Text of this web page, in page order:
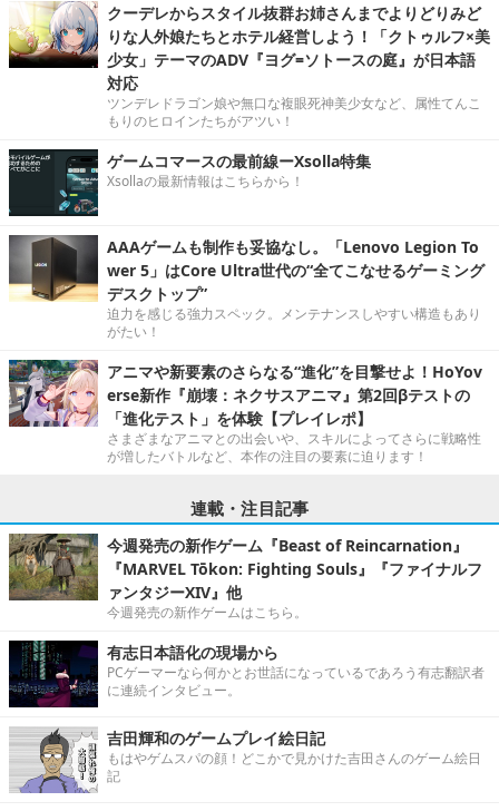
クーデレからスタイル抜群お姉さんまでよりどりみど
りな人外娘たちとホテル経営しよう！「クトゥルフ×美
少女」テーマのADV『ヨグ=ソトースの庭』が日本語
対応
ツンデレドラゴン娘や無口な複眼死神美少女など、属性てんこ
もりのヒロインたちがアツい！
ゲームコマースの最前線ーXsolla特集
Xsollaの最新情報はこちらから！
AAAゲームも制作も妥協なし。「Lenovo Legion To
wer 5」はCore Ultra世代の“全てこなせるゲーミング
デスクトップ”
迫力を感じる強力スペック。メンテナンスしやすい構造もあり
がたい！
アニマや新要素のさらなる“進化”を目撃せよ！HoYov
erse新作『崩壊：ネクサスアニマ』第2回βテストの
「進化テスト」を体験【プレイレポ】
さまざまなアニマとの出会いや、スキルによってさらに戦略性
が増したバトルなど、本作の注目の要素に迫ります！
連載・注目記事
今週発売の新作ゲーム『Beast of Reincarnation』
『MARVEL Tōkon: Fighting Souls』『ファイナルフ
ァンタジーXIV』他
今週発売の新作ゲームはこちら。
有志日本語化の現場から
PCゲーマーなら何かとお世話になっているであろう有志翻訳者
に連続インタビュー。
吉田輝和のゲームプレイ絵日記
もはやゲムスパの顔！どこかで見かけた吉田さんのゲーム絵日
記